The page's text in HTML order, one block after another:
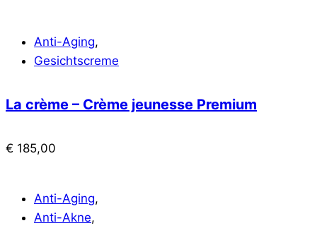
Anti-Aging,
Gesichtscreme
La crème – Crème jeunesse Premium
€ 185,00
Anti-Aging,
Anti-Akne,